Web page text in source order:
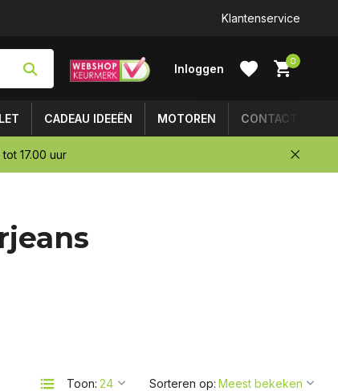
Klantenservice
Inloggen
0
CADEAU IDEEËN MOTOREN CONTACT
17.00 uur
Toon: Sorteren op: